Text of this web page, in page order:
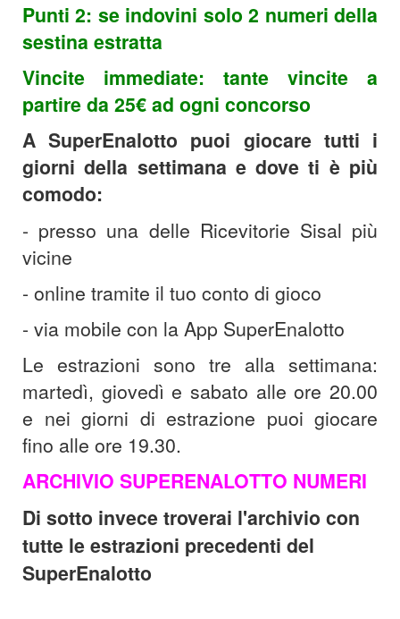
Punti 2: se indovini solo 2 numeri della
sestina estratta
Vincite immediate: tante vincite a
partire da 25€ ad ogni concorso
A SuperEnalotto puoi giocare tutti i
giorni della settimana e dove ti è più
comodo:
- presso una delle Ricevitorie Sisal più
vicine
- online tramite il tuo conto di gioco
- via mobile con la App SuperEnalotto
Le estrazioni sono tre alla settimana:
martedì, giovedì e sabato alle ore 20.00
e nei giorni di estrazione puoi giocare
fino alle ore 19.30.
ARCHIVIO SUPERENALOTTO NUMERI
Di sotto invece troverai l'archivio con
tutte le estrazioni precedenti del
SuperEnalotto